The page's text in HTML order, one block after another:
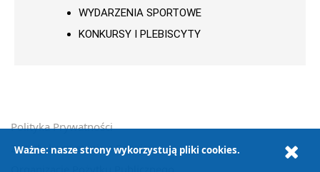
WYDARZENIA SPORTOWE
KONKURSY I PLEBISCYTY
Polityka Prywatności
Zasady korzystania z Serwisu
Ważne: nasze strony wykorzystują pliki cookies.